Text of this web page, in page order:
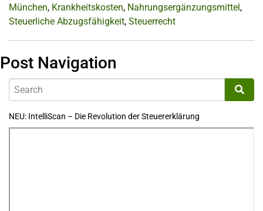
München, Krankheitskosten, Nahrungsergänzungsmittel,
Steuerliche Abzugsfähigkeit, Steuerrecht
Post Navigation
NEU: IntelliScan – Die Revolution der Steuererklärung